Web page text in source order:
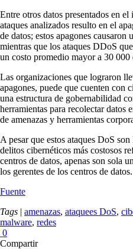
Entre otros datos presentados en
ataques analizados resulto en el
de datos; estos apagones
mientras que los ataques DDoS
un costo promedio mayor a 30 000
Las organizaciones que lograron
apagones, puede que cuenten con
una estructura de gobernabilidad
herramientas para recolectar datos
de amenazas y herramientas
A pesar que estos ataques DoS
delitos cibernéticos más costosos
centros de datos, apenas son sola
los gerentes de los centros de datos.
Fuente
Tags | amenazas, ataquees DoS,
malware, redes
0
Compartir